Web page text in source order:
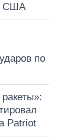
США
по
Patriot